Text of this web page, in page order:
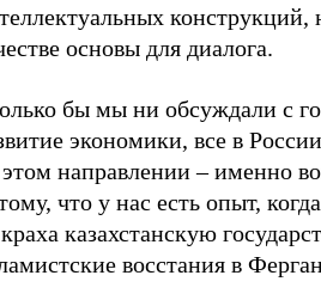
основы для диалога.
бы мы ни обсуждали с
экономики, все в
направлении – именно
что у нас есть опыт,
казахстанскую
восстания в